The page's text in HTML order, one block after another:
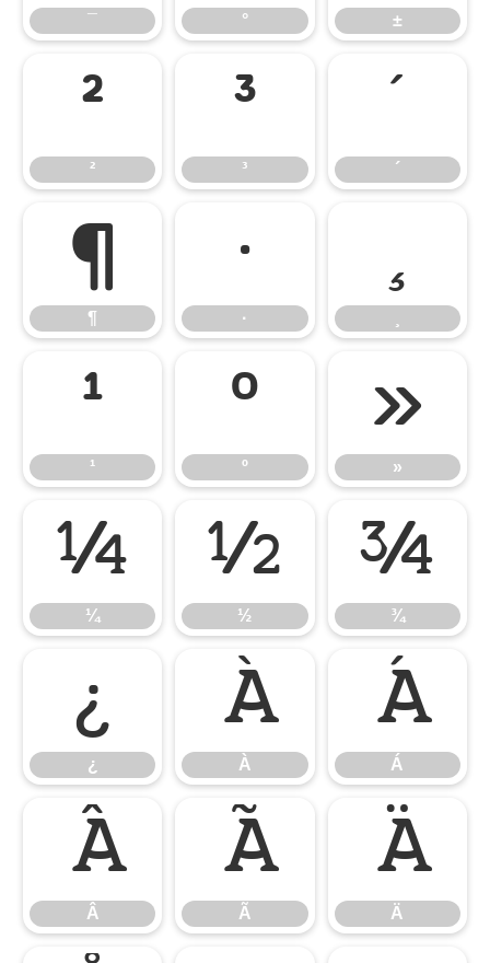
¯ ° ±
²
²
³
³
´
´
¶
¶
·
·
¸
¹
¹
º
º
»
»
¼
¼
½
½
¾
¾
¿
¿
À
À
Á
Á
Â
Â
Ã
Ã
Ä
Ä